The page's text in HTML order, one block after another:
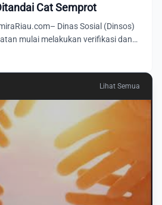
Cat Semprot
Dinas Sosial (Dinsos)
mulai melakukan verifikasi dan
Lihat Semua